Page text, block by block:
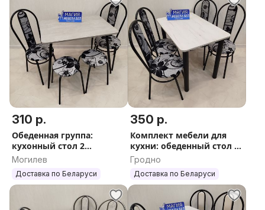
310 р.
Обеденная группа:
кухонный стол 2
табурета 2 стула
Могилев
Доставка по Беларуси
350 р.
Комплект мебели для
кухни: обеденный стол и
4 стула Доставка по РБ
Гродно
Доставка по Беларуси